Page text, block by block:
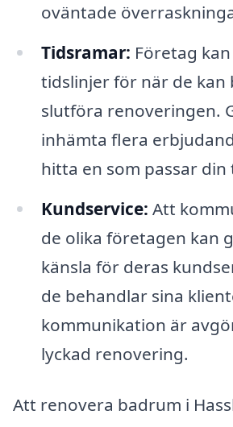
oväntade
Tidsramar: Företag
tidslinjer för när de kan
slutföra renoveringen.
inhämta flera
hitta en som passar din
Kundservice: Att
de olika företagen kan
känsla för deras
de behandlar sina
kommunikation är
lyckad renovering.
Att renovera badrum i